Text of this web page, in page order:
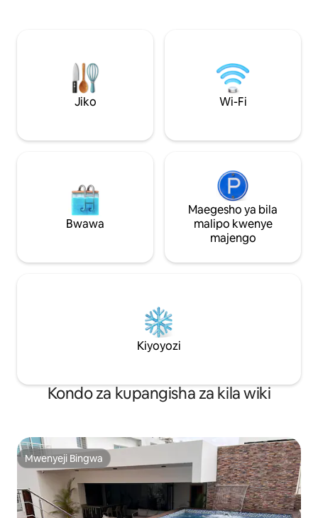
Tembea kwenda kwenye migahawa,
bustani, Hekalu la LDS, kliniki, CIPLA +
Dawati la ofisi linaloweza
kurekebishwa/viti,
yanayolindwa - hakuna SHEREHE/hakuna
KUJITEGEMEA
Kipekee - Karibu
Maduka ya
Maduka na
Jiko Wi-Fi
Bwawa
Maegesho ya bila
malipo kwenye
majengo
Kiyoyozi
Kondo za kupangisha za kila wiki
Mwenyeji Bingwa
Mwenyeji Bingwa